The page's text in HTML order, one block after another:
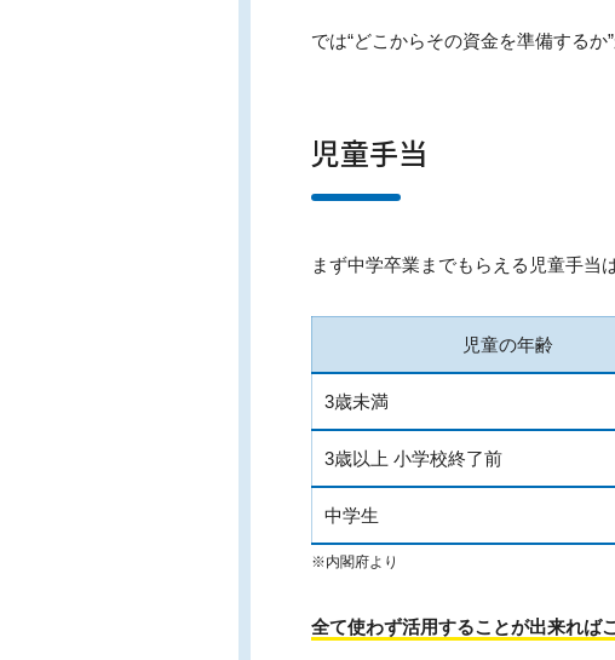
では“どこからその資金を準備するか
児童手当
まず中学卒業までもらえる児童手当
児童の年齢
3歳未満
3歳以上 小学校終了前
中学生
※内閣府より
全て使わず活用することが出来れば